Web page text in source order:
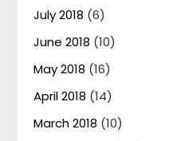
July 2018 (6)
June 2018 (10)
May 2018 (16)
April 2018 (14)
March 2018 (10)